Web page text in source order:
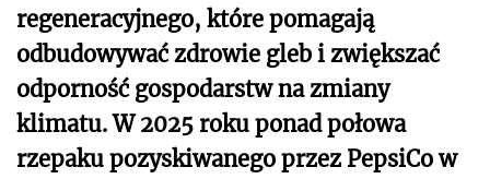
regeneracyjnego, które pomagają
odbudowywać zdrowie gleb i zwiększać
odporność gospodarstw na zmiany
klimatu. W 2025 roku ponad połowa
rzepaku pozyskiwanego przez PepsiCo w